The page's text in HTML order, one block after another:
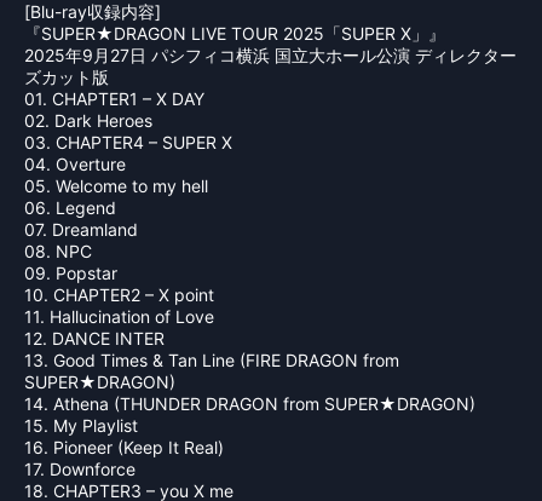
[Blu-ray収録内容]
『SUPER★DRAGON LIVE TOUR 2025「SUPER X」』
2025年9月27日 パシフィコ横浜 国立大ホール公演 ディレクター
ズカット版
01. CHAPTER1 – X DAY
02. Dark Heroes
03. CHAPTER4 – SUPER X
04. Overture
05. Welcome to my hell
06. Legend
07. Dreamland
08. NPC
09. Popstar
10. CHAPTER2 – X point
11. Hallucination of Love
12. DANCE INTER
13. Good Times & Tan Line (FIRE DRAGON from
SUPER★DRAGON)
14. Athena (THUNDER DRAGON from SUPER★DRAGON)
15. My Playlist
16. Pioneer (Keep It Real)
17. Downforce
18. CHAPTER3 – you X me